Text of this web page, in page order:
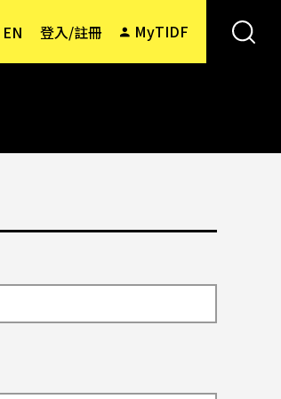
EN 登入/註冊 MyTIDF